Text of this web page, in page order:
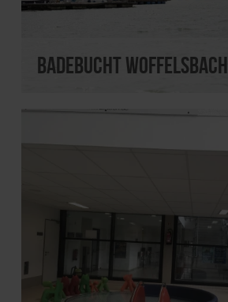
Badebucht Woffelsbach